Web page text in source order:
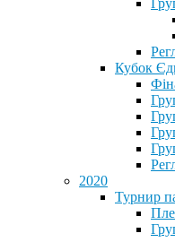
Кубок
2020
Турнир